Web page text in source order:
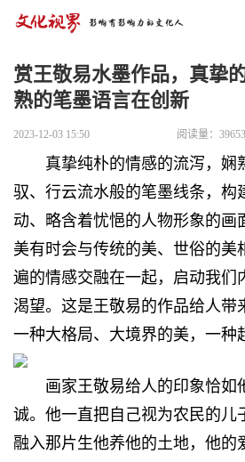
赏王敬易水墨作品，真挚
熟的笔墨语言在创新
2023-12-03 15:50 阅读量：39653
真挚纯朴的情感的流泻，娴
驭、行云流水般的笔墨线条，构
动、略含着忧悒的人物形象的
美有时会与传统的美、世俗的美
遍的情感交融在一起，启动我们
渴望。这是王敬易的作品给人带
一种大格局、大境界的美，一种
画家王敬易给人的印象恰如
诚。他一直把自己视为农民的儿
融入那片生他养他的土地，他的